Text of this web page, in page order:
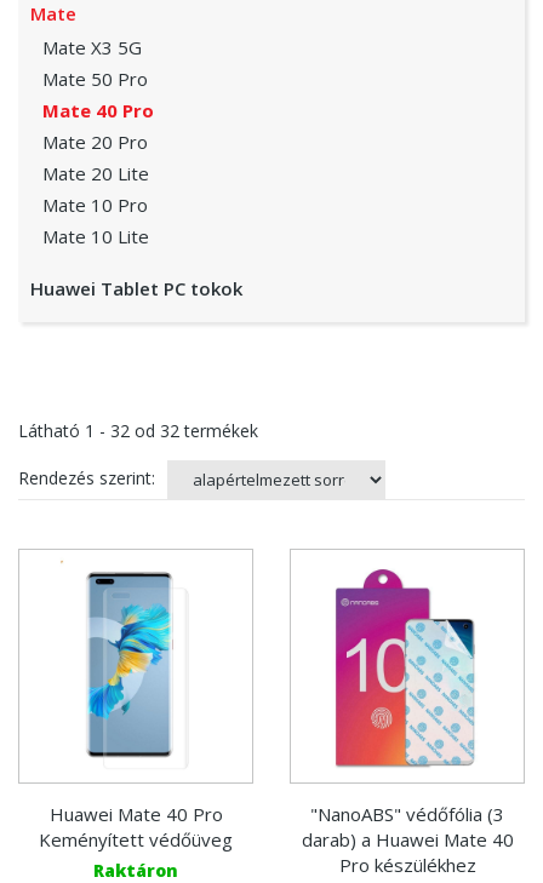
Mate
Mate X3 5G
Mate 50 Pro
Mate 40 Pro
Mate 20 Pro
Mate 20 Lite
Mate 10 Pro
Mate 10 Lite
Huawei Tablet PC tokok
Látható 1 - 32 od 32termékek
Rendezés szerint:
Huawei Mate 40 Pro
Keményített védőüveg
Raktáron
"NanoABS" védőfólia (3
darab) a Huawei Mate 40
Pro készülékhez